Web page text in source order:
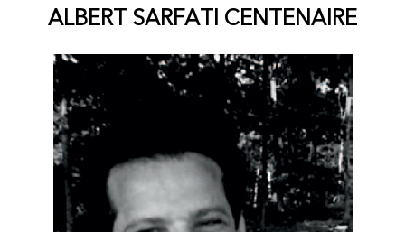
ALBERT SARFATI CENTENAIRE